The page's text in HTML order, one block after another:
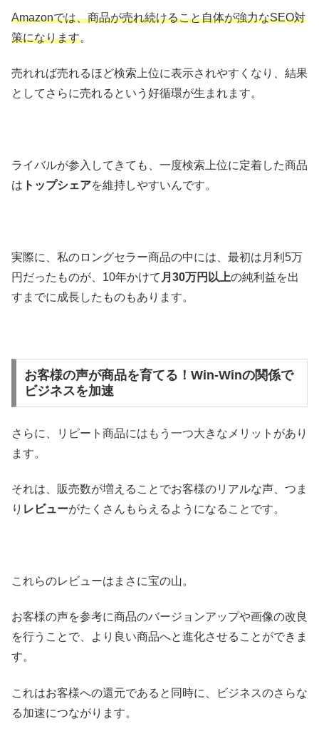
Amazonでは、商品が売れ続けること自体が強力なSEO対
策になります。
売れれば売れるほど検索上位に表示されやすくなり、結果
としてさらに売れるという好循環が生まれます。
ライバルが参入してきても、一度検索上位に定着した商品
は トップシェアを維持しやすいんです。
実際に、私のロングセラー商品の中には、最初は月利5万
円だったものが、10年かけて 月30万円以上の純利益を出
すまでに成長したものもあります。
お客様の声が商品を育てる！Win-Winの関係で
ビジネスを加速
さらに、リピート商品にはもう一つ大きなメリットがあり
ます。
それは、販売数が増えることでお客様のリアルな声、つま
り レビューがたくさんもらえるようになることです。
これらのレビューはまさに宝の山。
お客様の声を参考に商品のバージョンアップや画像の改良
を行うことで、より良い商品へと進化させることができま
す。
これはお客様への還元であると同時に、ビジネスのさらな
る加速につながります。